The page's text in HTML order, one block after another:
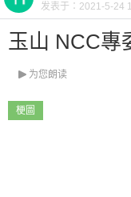
发表于： 2021-5-24
玉山 NCC專
为您朗读
梗圖